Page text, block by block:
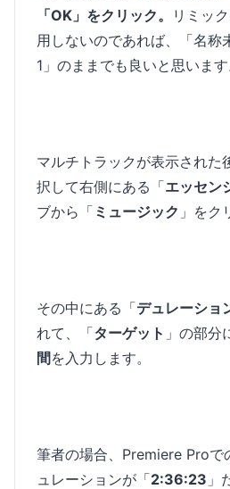
「OK」をクリック。
リミッ
用しないのであれば、「名称
1」のままでも良いと思います
マルチトラックが表示された
択して右側にある「エッセン
ブから「 ミュージック 」をク
その中にある「デュレーショ
れて、「ターゲット 」の部分
間を入力します。
筆者の場合、Premiere Proで
ュレーションが「2:36:23 」